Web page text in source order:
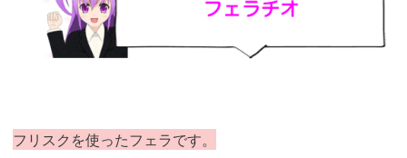
フリスクを使ったフェラです。